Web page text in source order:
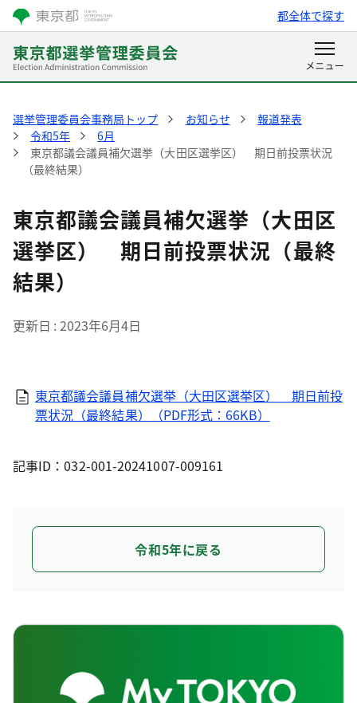
都全体で探す
選挙管理委員会事務局トップ お知らせ
報道発表
令和5年
6月
東京都議会議員補欠選挙（大田区選挙区） 期日前投票状況
（最終結果）
東京都議会議員補欠選挙（大田区
選挙区） 期日前投票状況（最終
結果）
更新日 2023年6月4日
東京都議会議員補欠選挙（大田区選挙区） 期日前投
票状況（最終結果）（PDF形式：66KB）
記事ID：032-001-20241007-009161
令和5年に戻る